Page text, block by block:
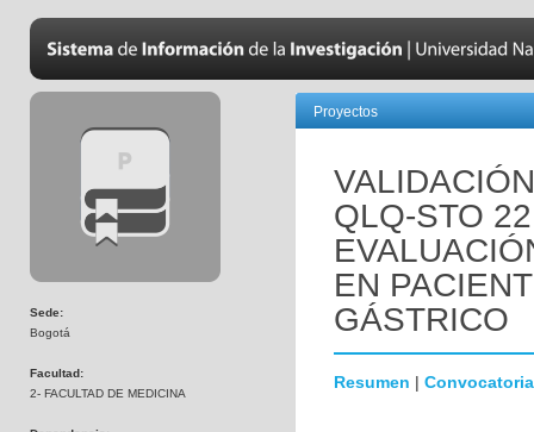
Sede:
Bogotá
Facultad:
2- FACULTAD DE MEDICINA
Proyectos
QLQ-STO
EN
GÁSTRICO
Resumen | Convocatoria